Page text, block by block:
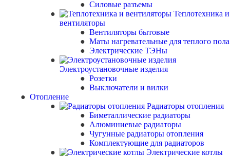
Силовые разъемы
Теплотехника и
вентиляторы
Вентиляторы бытовые
Маты нагревательные для теплого пола
Электрические ТЭНы
Электроустановочные изделия
Розетки
Выключатели и вилки
Отопление
Радиаторы отопления
Биметаллические радиаторы
Алюминиевые радиаторы
Чугунные радиаторы отопления
Комплектующие для радиаторов
Электрические котлы